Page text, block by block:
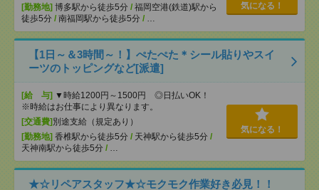
[勤務地] 博多駅から徒歩5分 / 福岡空港(鉄道)駅から
徒歩5分 / 南福岡駅から徒歩5分 / …
気になる！
【1日～＆3時間～！】ぺたぺた＊シール貼りやスイ
ーツのトッピングなど[派遣]
[給 与] ▼時給1200円～1500円 ◎日払いOK！
※時給はお仕事により異なります。
[交通費] 別途支給（規定あり）
[勤務地] 香椎駅から徒歩5分 / 天神駅から徒歩5分 /
天神南駅から徒歩5分 / …
気になる！
★☆リペアスタッフ★☆モクモク作業好き必見！！